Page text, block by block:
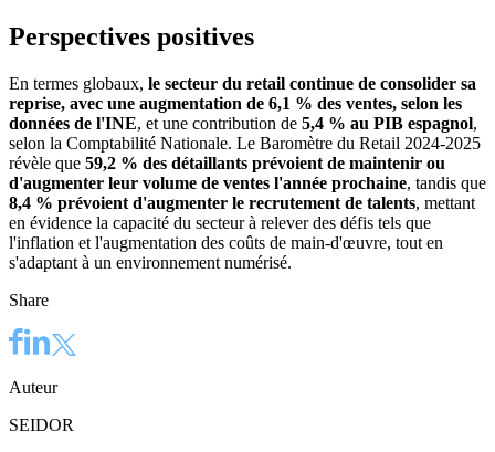
Perspectives positives
En termes globaux, le secteur du retail continue de consolider sa
reprise, avec une augmentation de 6,1 % des ventes, selon les
données de l'INE, et une contribution de 5,4 % au PIB espagnol,
selon la Comptabilité Nationale. Le Baromètre du Retail 2024-2025
révèle que 59,2 % des détaillants prévoient de maintenir ou
d'augmenter leur volume de ventes l'année prochaine, tandis que
8,4 % prévoient d'augmenter le recrutement de talents, mettant
en évidence la capacité du secteur à relever des défis tels que
l'inflation et l'augmentation des coûts de main-d'œuvre, tout en
s'adaptant à un environnement numérisé.
Share
Auteur
SEIDOR